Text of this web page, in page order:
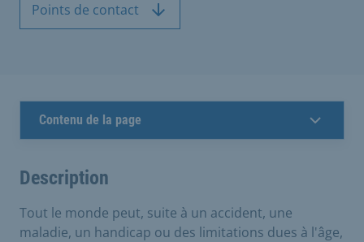
Points de contact
Contenu de la page
Description
Tout le monde peut, suite à un accident, une
maladie, un handicap ou des limitations dues à l'âge,